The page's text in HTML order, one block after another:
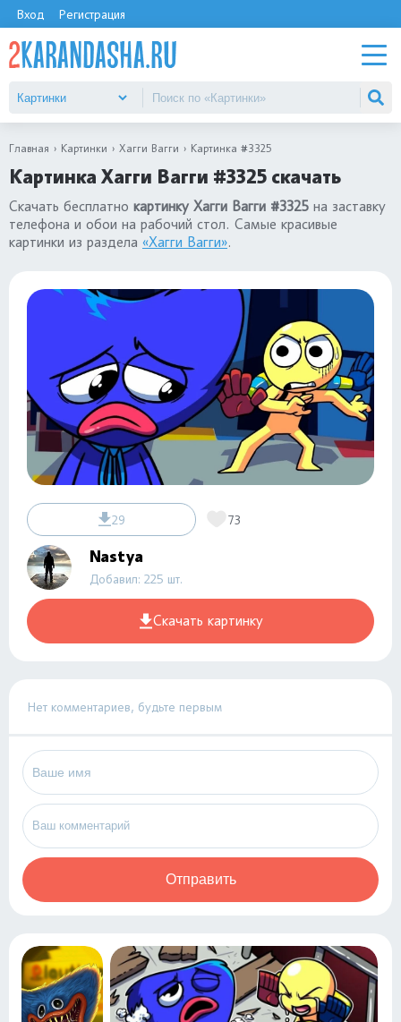
Вход Регистрация
Главная Картинки Хагги Вагги Картинка #3325
Картинка Хагги Вагги #3325 скачать
Скачать бесплатно картинку Хагги Вагги #3325 на заставку
телефона и обои на рабочий стол. Самые красивые
картинки из раздела «Хагги Вагги».
29 73
Nastya
Добавил: 225 шт.
Скачать картинку
Нет комментариев, будьте первым
Отправить